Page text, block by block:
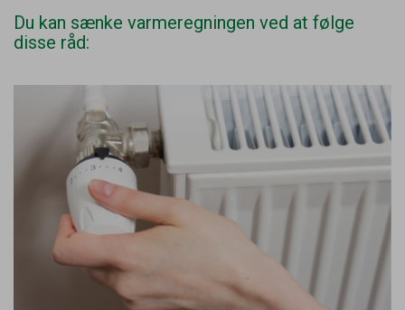
Du kan sænke varmeregningen ved at følge
disse råd: